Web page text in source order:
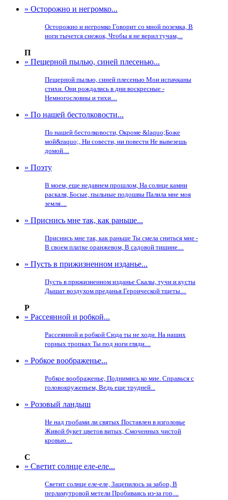
» Осторожно и негромко...
Осторожно и негромко Говорит со мной поземка, В
ноги тычется снежок, Чтобы я не верил тучам,...
П
» Пещерной пылью, синей плесенью...
Пещерной пылью, синей плесенью Мои испачканы
стихи. Они рождались в дни воскресные -
Немногословны и тихи....
» По нашей бестолковости...
По нашей бестолковости, Окроме &laquo;Боже
мой&raquo;, Ни совести, ни повести Не вывезешь
домой....
» Поэту
В моем, еще недавнем прошлом, На солнце камни
раскаля, Босые, пыльные подошвы Палила мне моя
земля....
» Приснись мне так, как раньше...
Приснись мне так, как раньше Ты смела сниться мне -
В своем платке оранжевом, В садовой тишине....
» Пусть в прижизненном изданье...
Пусть в прижизненном изданье Скалы, тучи и кусты
Дышат воздухом преданья Героической тщеты....
Р
» Рассеянной и робкой...
Рассеянной и робкой Сюда ты не ходи. На наших
горных тропках Ты под ноги гляди....
» Робкое воображенье...
Робкое воображенье, Поднимись ко мне. Справься с
головокруженьем, Ведь еще трудней...
» Розовый ландыш
Не над гробами ли святых Поставлен в изголовье
Живой букет цветов витых, Смоченных чистой
кровью....
С
» Светит солнце еле-еле...
Светит солнце еле-еле, Зацепилось за забор, В
перламутровой метели Пробиваясь из-за гор....